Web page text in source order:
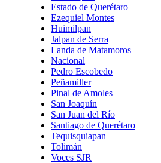
Estado de Querétaro
Ezequiel Montes
Huimilpan
Jalpan de Serra
Landa de Matamoros
Nacional
Pedro Escobedo
Peñamiller
Pinal de Amoles
San Joaquín
San Juan del Río
Santiago de Querétaro
Tequisquiapan
Tolimán
Voces SJR